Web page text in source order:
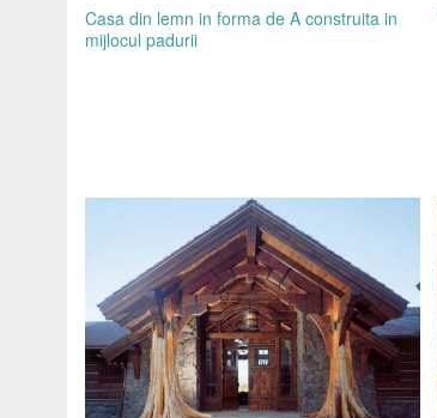
Casa din lemn in forma de A construita in
mijlocul padurii